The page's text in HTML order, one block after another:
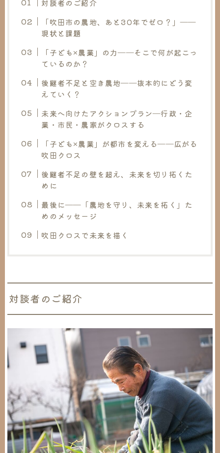
対談者のご紹介
「吹田市の農地、あと30年でゼロ？」――
現状と課題
「子ども×農業」の力――そこで何が起こっ
ているのか？
後継者不足と空き農地――抜本的にどう変
えていく？
未来へ向けたアクションプラン―行政・企
業・市民・農家がクロスする
「子ども×農業」が都市を変える――広がる
吹田クロス
後継者不足の壁を超え、未来を切り拓くた
めに
最後に――「農地を守り、未来を拓く」た
めのメッセージ
吹田クロスで未来を描く
対談者のご紹介